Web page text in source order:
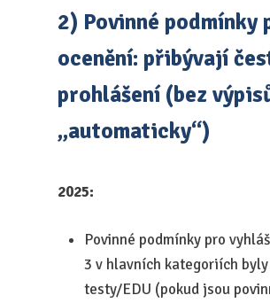
2) Povinné podmínky
ocenění: přibývají
prohlášení (bez
„automaticky“)
2025:
Povinné podmínky pro
3 v hlavních kategoriích
testy/EDU (pokud jsou